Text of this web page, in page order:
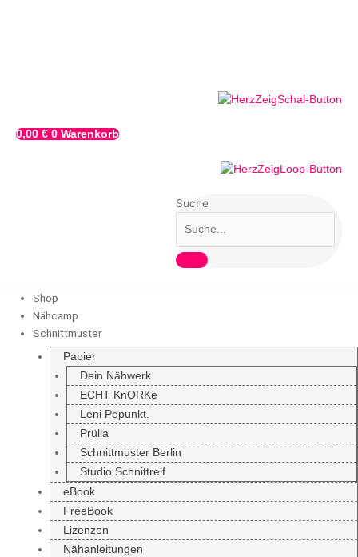
0,00 € 0 Warenkorb
Suche
Shop
Nähcamp
Schnittmuster
Papier
Dein Nähwerk
ECHT KnORKe
Leni Pepunkt.
Prülla
Schnittmuster Berlin
Studio Schnittreif
eBook
FreeBook
Lizenzen
Nähanleitungen